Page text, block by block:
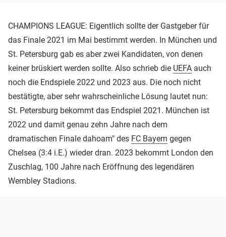
CHAMPIONS LEAGUE: Eigentlich sollte der Gastgeber für
das Finale 2021 im Mai bestimmt werden. In München und
St. Petersburg gab es aber zwei Kandidaten, von denen
keiner brüskiert werden sollte. Also schrieb die UEFA auch
noch die Endspiele 2022 und 2023 aus. Die noch nicht
bestätigte, aber sehr wahrscheinliche Lösung lautet nun:
St. Petersburg bekommt das Endspiel 2021. München ist
2022 und damit genau zehn Jahre nach dem
dramatischen Finale dahoam" des FC Bayern gegen
Chelsea (3:4 i.E.) wieder dran. 2023 bekommt London den
Zuschlag, 100 Jahre nach Eröffnung des legendären
Wembley Stadions.